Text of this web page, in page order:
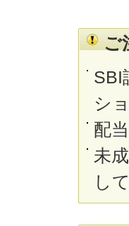
ご
SBI
シ
配
未
し